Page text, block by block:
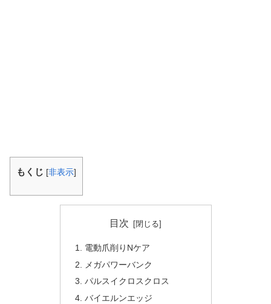
もくじ [非表示]
目次
電動爪削りNケア
メガパワーバンク
パルスイクロスクロス
バイエルンエッジ